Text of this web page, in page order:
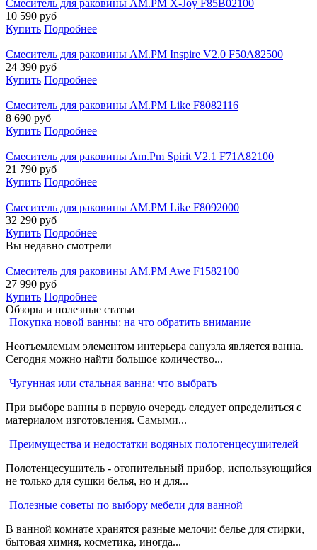
Смеситель для раковины AM.PM X-Joy F85B02100
10 590 руб
Купить Подробнее
Смеситель для раковины AM.PM Inspire V2.0 F50A82500
24 390 руб
Купить Подробнее
Смеситель для раковины AM.PM Like F8082116
8 690 руб
Купить Подробнее
Смеситель для раковины Am.Pm Spirit V2.1 F71A82100
21 790 руб
Купить Подробнее
Смеситель для раковины AM.PM Like F8092000
32 290 руб
Купить Подробнее
Вы недавно смотрели
Смеситель для раковины AM.PM Awe F1582100
27 990 руб
Купить Подробнее
Обзоры и полезные статьи
Покупка новой ванны: на что обратить внимание
Неотъемлемым элементом интерьера санузла является ванна.
Сегодня можно найти большое количество...
Чугунная или стальная ванна: что выбрать
При выборе ванны в первую очередь следует определиться с
материалом изготовления. Самыми...
Преимущества и недостатки водяных полотенцесушителей
Полотенцесушитель - отопительный прибор, использующийся
не только для сушки белья, но и для...
Полезные советы по выбору мебели для ванной
В ванной комнате хранятся разные мелочи: белье для стирки,
бытовая химия, косметика, иногда...